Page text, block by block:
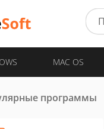
MAC OS
программы